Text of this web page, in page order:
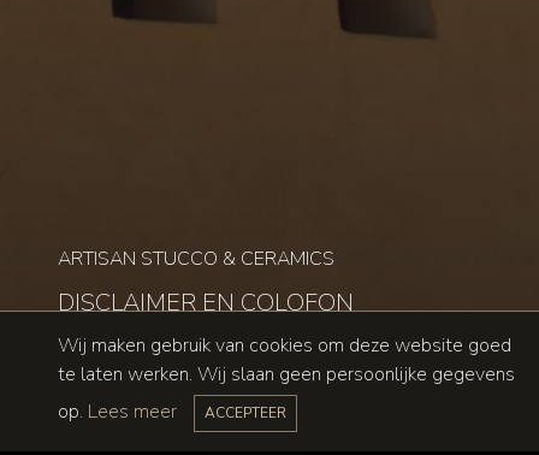
ARTISAN STUCCO & CERAMICS
DISCLAIMER EN COLOFON
Wij maken gebruik van cookies om deze website goed
te laten werken. Wij slaan geen persoonlijke gegevens
op. Lees meer ACCEPTEER